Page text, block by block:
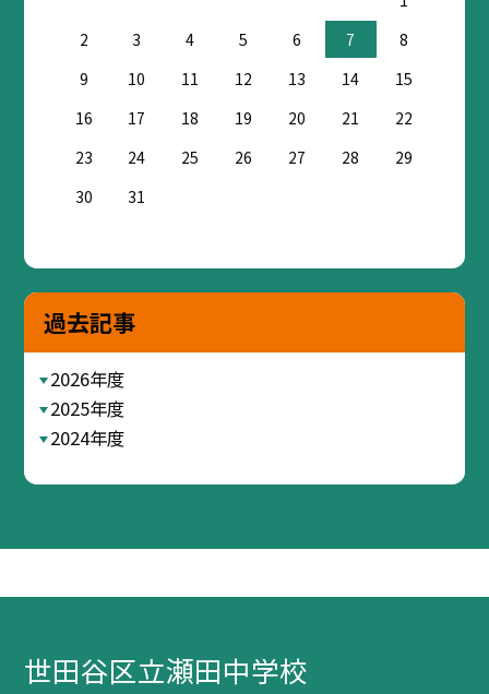
2
3 4 5 6 7
8
9
10 11 12 13 14
15
16
17 18 19 20 21
22
23
24 25 26 27 28
29
30
31
過去記事
2026年度
2025年度
2024年度
世田谷区立瀬田中学校